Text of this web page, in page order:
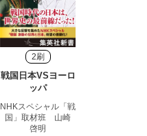
2刷
戦国日本VSヨーロ
ッパ
NHKスペシャル「戦
国」取材班 山崎
啓明